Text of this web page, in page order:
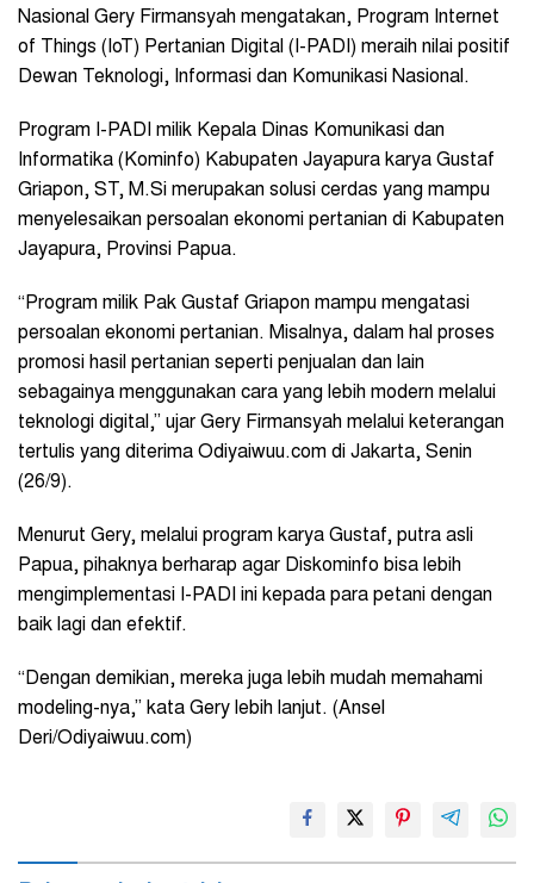
Nasional Gery Firmansyah mengatakan, Program Internet
of Things (IoT) Pertanian Digital (I-PADI) meraih nilai positif
Dewan Teknologi, Informasi dan Komunikasi Nasional.
Program I-PADI milik Kepala Dinas Komunikasi dan
Informatika (Kominfo) Kabupaten Jayapura karya Gustaf
Griapon, ST, M.Si merupakan solusi cerdas yang mampu
menyelesaikan persoalan ekonomi pertanian di Kabupaten
Jayapura, Provinsi Papua.
“Program milik Pak Gustaf Griapon mampu mengatasi
persoalan ekonomi pertanian. Misalnya, dalam hal proses
promosi hasil pertanian seperti penjualan dan lain
sebagainya menggunakan cara yang lebih modern melalui
teknologi digital,” ujar Gery Firmansyah melalui keterangan
tertulis yang diterima Odiyaiwuu.com di Jakarta, Senin
(26/9).
Menurut Gery, melalui program karya Gustaf, putra asli
Papua, pihaknya berharap agar Diskominfo bisa lebih
mengimplementasi I-PADI ini kepada para petani dengan
baik lagi dan efektif.
“Dengan demikian, mereka juga lebih mudah memahami
modeling-nya,” kata Gery lebih lanjut. (Ansel
Deri/Odiyaiwuu.com)